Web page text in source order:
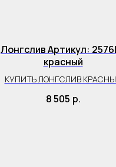
Лонгслив Артикул:
красный
КУПИТЬ ЛОНГСЛИВ
8 505 р.